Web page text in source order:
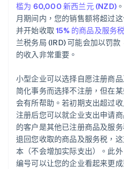
槛为 60,000 新西兰元 (NZD)
月期间内，您的销售额将超过
并开始收取15% 的商品及服务税
兰税务局 (IRD) 可能会加以罚
的收入非常重要。
小型企业可以选择自愿注册商
简化事务而选择不注册，但在
会有所帮助。若初期支出超过
注册后您可以就企业支出申请
的客户是其他已注册商品及服
退回您收取的商品及服务税，
本（不会增加实际支出）。此
编号可以让您的企业看起来更成